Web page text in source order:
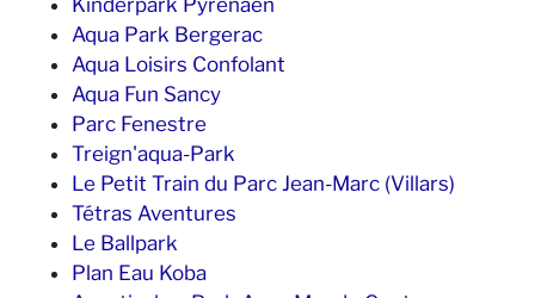
Kinderpark Pyrenäen
Aqua Park Bergerac
Aqua Loisirs Confolant
Aqua Fun Sancy
Parc Fenestre
Treign'aqua-Park
Le Petit Train du Parc Jean-Marc (Villars)
Tétras Aventures
Le Ballpark
Plan Eau Koba